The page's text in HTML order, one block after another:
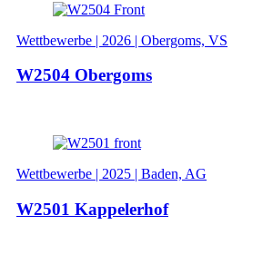
Wettbewerbe | 2026 | Obergoms, VS
W2504 Obergoms
Wettbewerbe | 2025 | Baden, AG
W2501 Kappelerhof